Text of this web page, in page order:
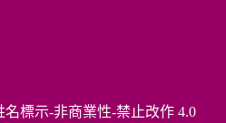
名標示-非商業性-禁止改作 4.0